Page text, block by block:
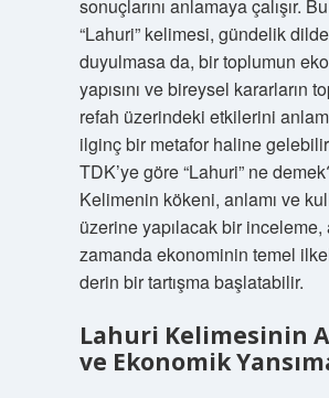
sonuçlarını anlamaya çalışır.
“Lahuri” kelimesi, gündelik
duyulmasa da, bir toplumun
yapısını ve bireysel kararların
refah üzerindeki etkilerini
ilginç bir metafor haline
TDK’ye göre “Lahuri” ne
Kelimenin kökeni, anlamı ve
üzerine yapılacak bir inceleme,
zamanda ekonominin temel
derin bir tartışma başlatabilir.
Lahuri Kelimesinin
ve Ekonomik